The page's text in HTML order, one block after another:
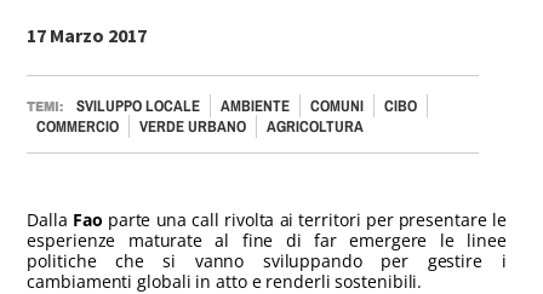
17 Marzo 2017
TEMI: SVILUPPO LOCALE AMBIENTE COMUNI
CIBO
COMMERCIO
VERDE URBANO AGRICOLTURA
Dalla Fao parte una call rivolta ai territori per presentare le
esperienze maturate al fine di far emergere le linee
politiche che si vanno sviluppando per gestire i
cambiamenti globali in atto e renderli sostenibili.